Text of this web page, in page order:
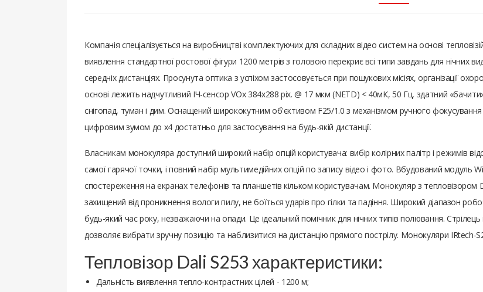
Компанія спеціалізується на виробництві комплектуючих для складних відео систем на основі
виявлення стандартної ростової фігури 1200 метрів з головою перекриє всі типи завдань для нічних
середніх дистанціях. Просунута оптика з успіхом застосовується при пошукових місіях, організації
основі лежить надчутливий ІЧ-сенсор VOx 384x288 pix. @ 17 мкм (NETD) < 40мК, 50 Гц, здатний
снігопад, туман і дим. Оснащений ширококутним об'єктивом F25/1.0 з механізмом ручного фокусування
цифровим зумом до х4 достатньо для застосування на будь-якій дистанції.
Власникам монокуляра доступний широкий набір опцій користувача: вибір колірних палітр і режимів
самої гарячої точки, і повний набір мультимедійних опцій по запису відео і фото. Вбудований модуль
спостереження на екранах телефонів та планшетів кільком користувачам. Монокуляр з тепловізором
захищений від проникнення вологи пилу, не боїться ударів про гілки та падіння. Широкий діапазон
будь-який час року, незважаючи на опади. Це ідеальний помічник для нічних типів полювання.
дозволяє вибрати зручну позицію та наблизитися на дистанцію прямого пострілу. Монокуляри IRtech-
Тепловізор Dali S253 характеристики:
Дальність виявлення тепло-контрастних цілей - 1200 м;